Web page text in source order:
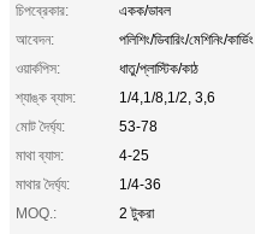
চিপব্রেকার:
একক/ডাবল
আবেদন:
পলিশিং/ডিবারিং/মেশিনিং/কার্ভিং
ওয়ার্কপিস:
ধাতু/প্লাস্টিক/কাঠ
শ্যাঙ্ক ব্যাস:
1/4,1/8,1/2, 3,6
মোট দৈর্ঘ্য:
53-78
মাথা ব্যাস:
4-25
মাথার দৈর্ঘ্য:
1/4-36
MOQ.:
2 টুকরা